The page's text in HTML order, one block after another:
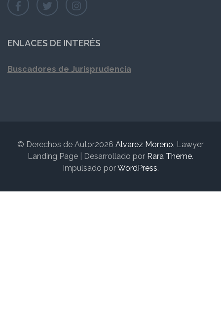
ENLACES DE INTERÉS
Buscadores de Jurisprudencia
© Derechos de Autor2026 Alvarez Moreno. Lawyer
Landing Page | Desarrollado por Rara Theme.
Impulsado porWordPress.